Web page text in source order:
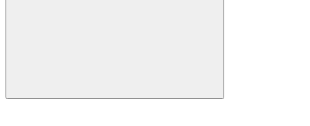
Buscar